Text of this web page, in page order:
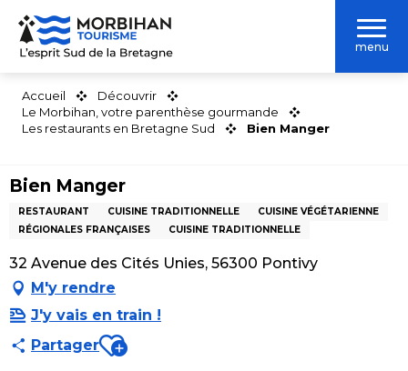
Aller
contenu
menu
Accueil
Découvrir
Le Morbihan, votre parenthèse gourmande
Les restaurants en Bretagne Sud
Bien Manger
Bien Manger
RESTAURANT CUISINE TRADITIONNELLE
CUISINE VÉGÉTARIENNE
RÉGIONALES FRANÇAISES
CUISINE TRADITIONNELLE
32 Avenue des Cités Unies, 56300 Pontivy
M'y rendre
J'y vais en train !
PartagerAjouter aux favoris